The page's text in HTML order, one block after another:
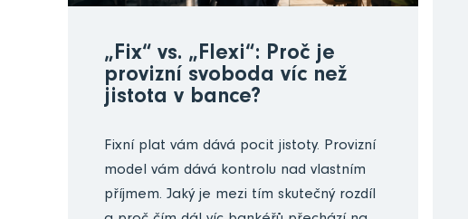
„Fix“ vs. „Flexi“: Proč je
provizní svoboda víc než
jistota v bance?
Fixní plat vám dává pocit jistoty. Provizní
model vám dává kontrolu nad vlastním
příjmem. Jaký je mezi tím skutečný rozdíl